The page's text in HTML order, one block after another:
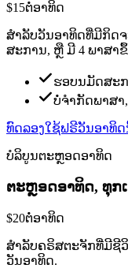
$15ຕໍ່ອາທິດ
ສຳລັບວັນອາທິດທີ່ມີກິດ
ສະການ, ຫຼື ມີ 4 ພາສາ
ຮອບນມັດສະ
ບໍ່ຈຳກັດພາສາ
ທົດລອງໃຊ້ຟຣີວັນອາທິ
ບໍລິບູນຕະຫຼອດອາທິດ
ຕະຫຼອດອາທິດ, ທຸກ
$20ຕໍ່ອາທິດ
ສຳລັບຄຣິສຕະຈັກທີ່ມີຊີ
ວັນອາທິດ.